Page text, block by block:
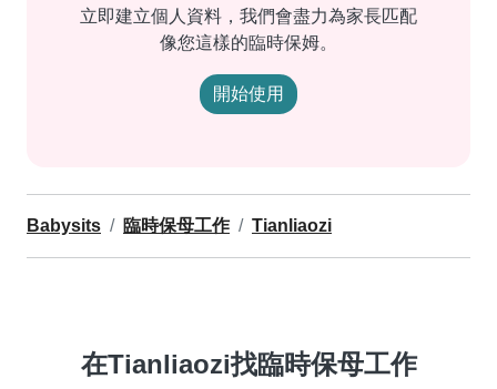
立即建立個人資料，我們會盡力為家長匹配
像您這樣的臨時保姆。
開始使用
Babysits 臨時保母工作 Tianliaozi
在Tianliaozi找臨時保母工作